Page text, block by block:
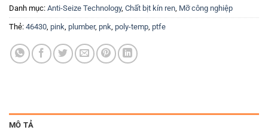
Danh mục: Anti-Seize Technology, Chất bịt kín ren, Mỡ công nghiệp
Thẻ: 46430, pink, plumber, pnk, poly-temp, ptfe
MÔ TẢ